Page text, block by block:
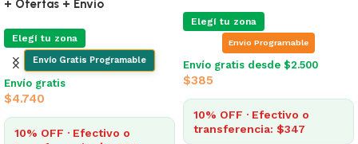
Envio Programable
Envío gratis desde $2.500
$341
10% OFF · Efectivo o
transferencia: $307
Elegí tu zona
Envio Programable
Envío gratis desde $2.500
$361
10% OFF · Efectivo o
transferencia: $325